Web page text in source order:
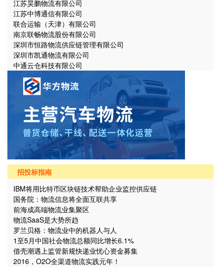
江苏昊鹏物流有限公司
江苏中博通信有限公司
联合运输（天津）有限公司
南京联畅物流股份有限公司
深圳市恒路物流供应链管理有限公司
深圳市凯通物流有限公司
中通云仓科技有限公司
招投标指南
IBM将用比特币区块链技术帮助企业监控供应链
国务院：物流信息将全面互联共享
前海成高端物流业集聚区
物流SaaS是大势所趋
罗兰贝格：物流业中的机器人与人
1至5月中国社会物流总额同比增长6.1%
借壳潮遇上监管新规快递业忧心资金募集
2016，O2O全渠道物流实践元年！